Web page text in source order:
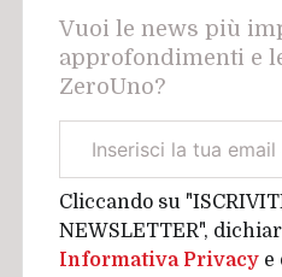
Vuoi le news più
approfondimenti e
ZeroUno?
aziendale
Cliccando su
NEWSLETTER",
Informativa Privacy e